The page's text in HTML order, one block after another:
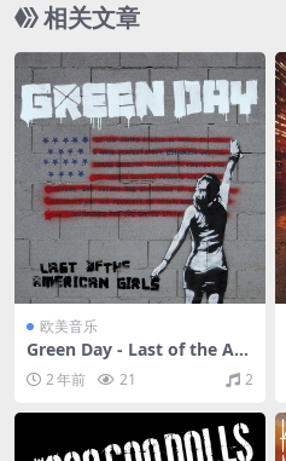
相关文章
欧美音乐
Green Day - Last of the Am
erican Girls（2010/FLAC/EP
分轨/98.4M）
2 年前 21 2